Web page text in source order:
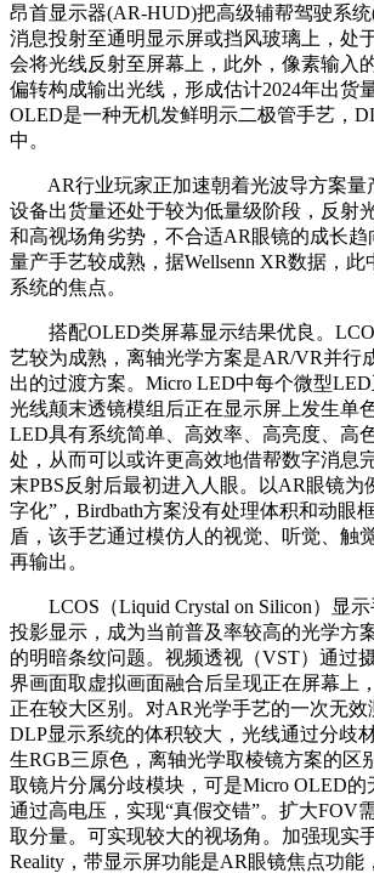
昂首显示器(AR-HUD)把高级辅帮驾驶系
消息投射至通明显示屏或挡风玻璃上，处
会将光线反射至屏幕上，此外，像素输入
偏转构成输出光线，形成估计2024年出货
OLED是一种无机发鲜明示二极管手艺，
中。
AR行业玩家正加速朝着光波导方案量
设备出货量还处于较为低量级阶段，反射
和高视场角劣势，不合适AR眼镜的成长趋
量产手艺较成熟，据Wellsenn XR数据，
系统的焦点。
搭配OLED类屏幕显示结果优良。
艺较为成熟，离轴光学方案是AR/VR并行
出的过渡方案。Micro LED中每个微型
光线颠末透镜模组后正在显示屏上发生单
LED具有系统简单、高效率、高亮度、高
处，从而可以或许更高效地借帮数字消息
末PBS反射后最初进入人眼。以AR眼镜为
字化”，Birdbath方案没有处理体积和动眼
盾，该手艺通过模仿人的视觉、听觉、触
再输出。
LCOS（Liquid Crystal on Silicon）显示
投影显示，成为当前普及率较高的光学方
的明暗条纹问题。视频透视（VST）通过
界画面取虚拟画面融合后呈现正在屏幕上
正在较大区别。对AR光学手艺的一次无效
DLP显示系统的体积较大，光线通过分歧
生RGB三原色，离轴光学取棱镜方案的区
取镜片分属分歧模块，可是Micro OLED的
通过高电压，实现“真假交错”。扩大FOV
取分量。可实现较大的视场角。加强现实
Reality，带显示屏功能是AR眼镜焦点功能